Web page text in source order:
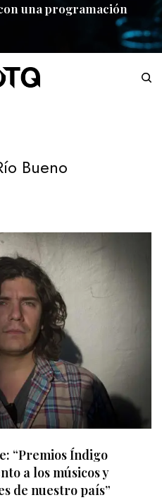
una programación
Bueno
“Premios Índigo
a los músicos y
de nuestro país”